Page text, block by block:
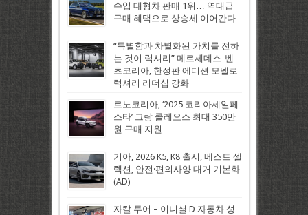
수입 대형차 판매 1위… 역대급
구매 혜택으로 상승세 이어간다
“특별함과 차별화된 가치를 전하
는 것이 럭셔리” 메르세데스-벤
츠코리아, 한정판 에디션 모델로
럭셔리 리더십 강화
르노코리아, ‘2025 코리아세일페
스타’ 그랑 콜레오스 최대 350만
원 구매 지원
기아, 2026 K5, K8 출시, 베스트 셀
렉션, 안전·편의사양 대거 기본화
(AD)
자칼 투어 – 이니셜 D 자동차 성